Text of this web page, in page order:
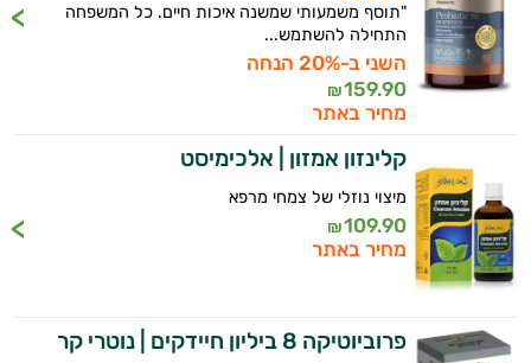
בעיות עיכול
גברים
הורדת כולסטרול
חרדה, מתח ודיכאון
איזון לחץ דם
"תוסף משמעותי שמשנה איכות חיים. כל המשפחה
התחילה להשתמש...
השני ב-20% הנחה
159.90
₪
מחיר באתר
קלינזון אמזון | אלכימיסט
מיצוי נוזלי של צמחי מרפא
109.90
₪
מחיר באתר
פרוביוטיקה 8 ביליון חיידקים | נוטרי קר